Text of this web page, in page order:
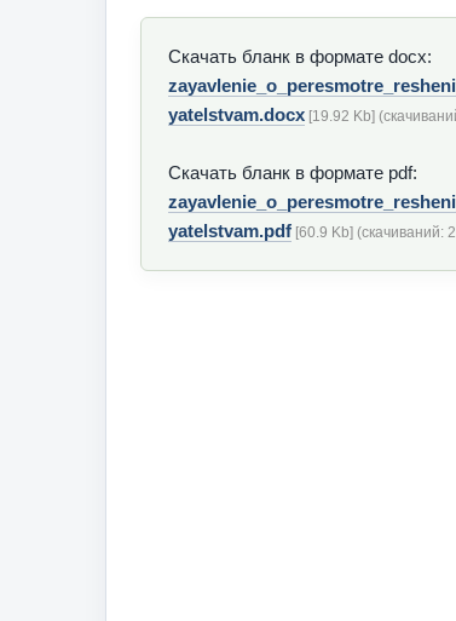
Скачать бланк в формате docx:
yatelstvam.docx [19.92 Kb]
Скачать бланк в формате pdf:
yatelstvam.pdf [60.9 Kb] (cкачиваний: